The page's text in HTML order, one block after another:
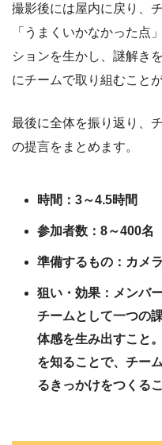
撮影後には屋内に戻り、
「うまくいかなかった点
ションを生かし、謎解き
にチームで取り組むこと
最後に全体を振り返り、
の提言をまとめます。
時間：3～4.5時間
参加者数：8～400名
準備するもの：カメラ
狙い・効果：メンバ
チームとして一つの
体感を生み出すこと
を知ることで、チー
るきっかけをつくる